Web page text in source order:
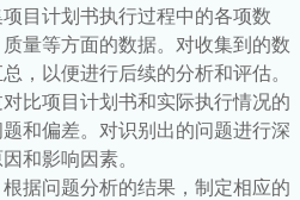
项目计划书执行过程中的各项数
量等方面的数据。对收集到的数
，以便进行后续的分析和评估。
对比项目计划书和实际执行情况的
和偏差。对识别出的问题进行深
和影响因素。
据问题分析的结果，制定相应的